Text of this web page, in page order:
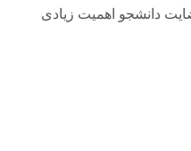
دانشجو اهمیت زیادی